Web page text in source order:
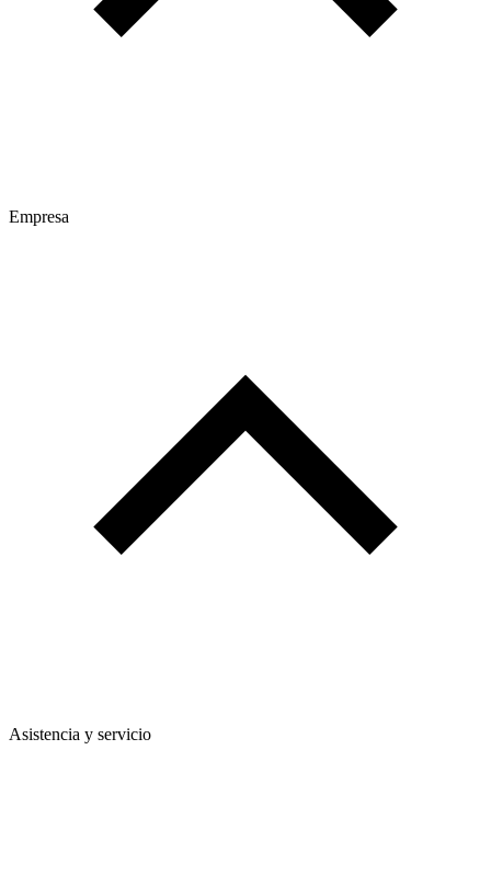
Empresa
Asistencia y servicio